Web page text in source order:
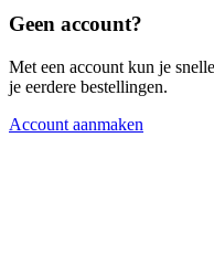
Geen account?
Met een account kun je
je eerdere bestellingen.
Account aanmaken